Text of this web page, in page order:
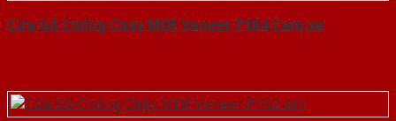
Cửa Gỗ Chống Cháy MDF Veneer P1R4 Cam xe